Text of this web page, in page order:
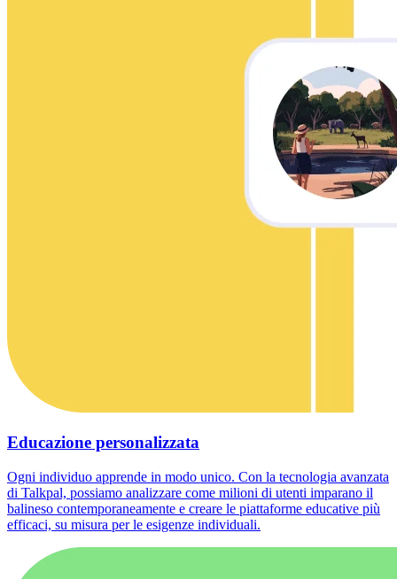
Educazione personalizzata
Ogni individuo apprende in modo unico. Con la tecnologia avanzata
di Talkpal, possiamo analizzare come milioni di utenti imparano il
balineso contemporaneamente e creare le piattaforme educative più
efficaci, su misura per le esigenze individuali.